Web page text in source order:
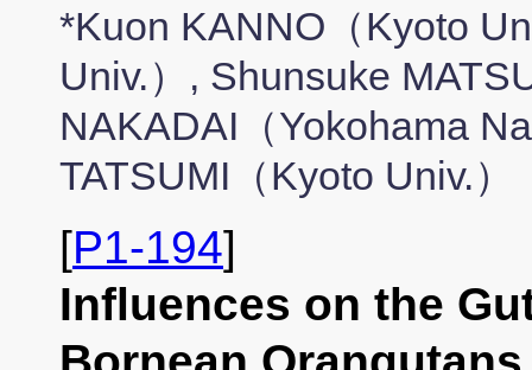
*Kuon KANNO（Kyoto
Univ.）, Shunsuke
NAKADAI（Yokohama
TATSUMI（Kyoto Univ.）
[P1-194]
Influences on the